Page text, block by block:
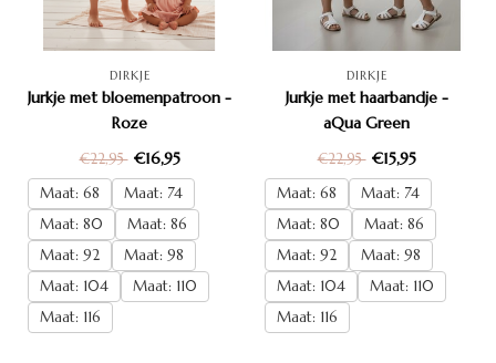
DIRKJE
Jurkje met bloemenpatroon -
Roze
€22,95 €16,95
Maat: 68
Maat: 74
Maat: 80
Maat: 86
Maat: 92
Maat: 98
Maat: 104
Maat: 110
Maat: 116
DIRKJE
Jurkje met haarbandje -
aQua Green
€22,95 €15,95
Maat: 68
Maat: 74
Maat: 80
Maat: 86
Maat: 92
Maat: 98
Maat: 104
Maat: 110
Maat: 116